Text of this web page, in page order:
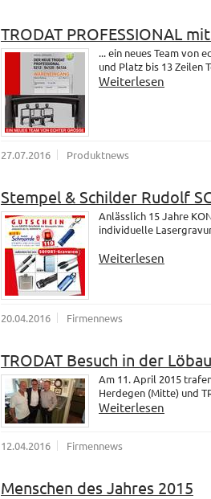
TRODAT PROFESSIONAL
... ein neues Team von
und Platz bis 13 Zeilen
Weiterlesen
27.07.2016 Produktnews
Stempel & Schilder Rudolf
Anlässlich 15 Jahre
individuelle
Weiterlesen
20.04.2016 Firmennews
TRODAT Besuch in der
Am 11. April 2015
Herdegen (Mitte) und
Weiterlesen
12.04.2016 Firmennews
Menschen des Jahres 2015